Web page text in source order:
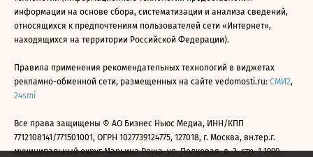
информации на основе сбора, систематизации и анализа сведений,
относящихся к предпочтениям пользователей сети «Интернет»,
находящихся на территории Российской Федерации).
Правила применения рекомендательных технологий в виджетах
рекламно-обменной сети, размещенных на сайте vedomosti.ru: СМИ2,
24smi
Все права защищены © АО Бизнес Ньюс Медиа, ИНН/КПП
7712108141/771501001, ОГРН 1027739124775, 127018, г. Москва, вн.тер.г.
муниципальный округ Марьина Роща, ул. Полковая, д. 3, стр. 1 1999—